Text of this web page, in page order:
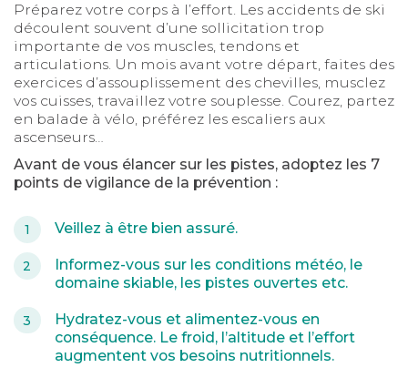
Préparez votre corps à l’effort. Les accidents de ski
découlent souvent d’une sollicitation trop
importante de vos muscles, tendons et
articulations. Un mois avant votre départ, faites des
exercices d’assouplissement des chevilles, musclez
vos cuisses, travaillez votre souplesse. Courez, partez
en balade à vélo, préférez les escaliers aux
ascenseurs…
Avant de vous élancer sur les pistes, adoptez les 7
points de vigilance de la prévention :
Veillez à être bien assuré.
Informez-vous sur les conditions météo, le
domaine skiable, les pistes ouvertes etc.
Hydratez-vous et alimentez-vous en
conséquence. Le froid, l’altitude et l’effort
augmentent vos besoins nutritionnels.